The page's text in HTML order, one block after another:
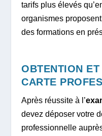
tarifs plus élevés
organismes
des formations en
OBTENTION
CARTE
Après réussite à l’
devez déposer votre
professionnelle